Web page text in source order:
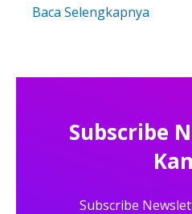
Baca Selengkapnya
Subscribe
Subscribe